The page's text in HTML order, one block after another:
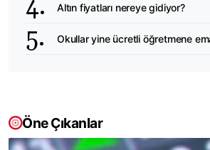
Altın fiyatları nereye gidiyor?
Okullar yine ücretli öğretmene
Öne Çıkanlar